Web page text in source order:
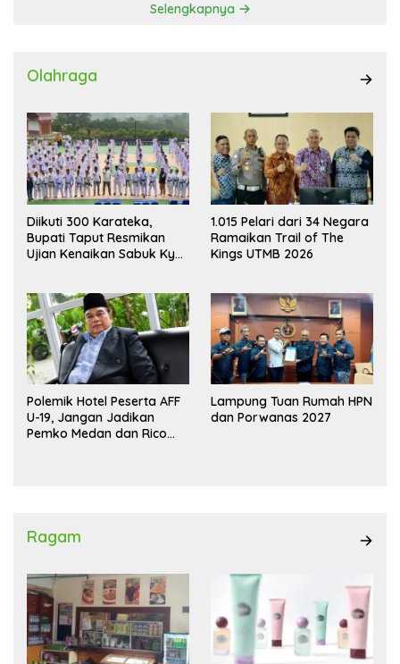
Selengkapnya
Olahraga
Diikuti 300 Karateka,
Bupati Taput Resmikan
Ujian Kenaikan Sabuk Kyu
1.015 Pelari dari 34 Negara
Ramaikan Trail of The
Kings UTMB 2026
Polemik Hotel Peserta AFF
U-19, Jangan Jadikan
Pemko Medan dan Rico
Lampung Tuan Rumah HPN
dan Porwanas 2027
Ragam